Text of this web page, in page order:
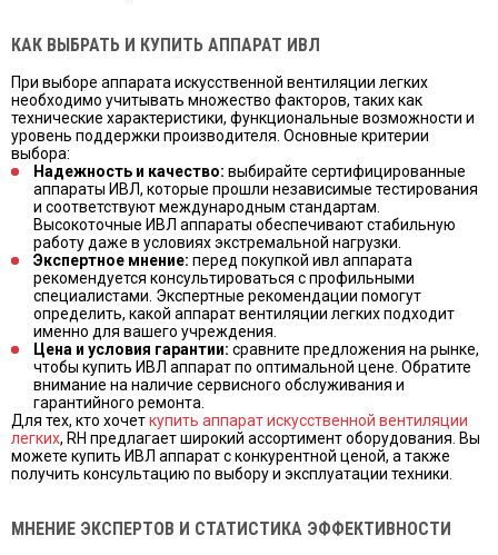
КАК ВЫБРАТЬ И КУПИТЬ АППАРАТ ИВЛ
При выборе аппарата искусственной вентиляции легких
необходимо учитывать множество факторов, таких как
технические характеристики, функциональные возможности и
уровень поддержки производителя. Основные критерии
выбора:
Надежность и качество: выбирайте сертифицированные
аппараты ИВЛ, которые прошли независимые тестирования
и соответствуют международным стандартам.
Высокоточные ИВЛ аппараты обеспечивают стабильную
работу даже в условиях экстремальной нагрузки.
Экспертное мнение: перед покупкой ивл аппарата
рекомендуется консультироваться с профильными
специалистами. Экспертные рекомендации помогут
определить, какой аппарат вентиляции легких подходит
именно для вашего учреждения.
Цена и условия гарантии: сравните предложения на рынке,
чтобы купить ИВЛ аппарат по оптимальной цене. Обратите
внимание на наличие сервисного обслуживания и
гарантийного ремонта.
Для тех, кто хочеткупить аппарат искусственной вентиляции
легких, RH предлагает широкий ассортимент оборудования. Вы
можете купить ИВЛ аппарат с конкурентной ценой, а также
получить консультацию по выбору и эксплуатации техники.
МНЕНИЕ ЭКСПЕРТОВ И СТАТИСТИКА ЭФФЕКТИВНОСТИ